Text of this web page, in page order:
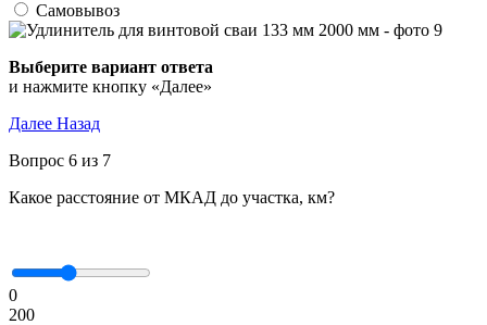
Самовывоз
Выберите вариант ответа
и нажмите кнопку «Далее»
Далее Назад
Вопрос 6 из 7
Какое расстояние от МКАД до участка, км?
0
200